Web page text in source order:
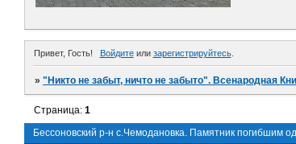
Привет, Гость! Войдитеили зарегистрируйтесь.
»"Никто не забыт, ничто не забыто". Всенародная
Бессоновский р-н с.Чемодановка. Памятник погибшим
Страница:1